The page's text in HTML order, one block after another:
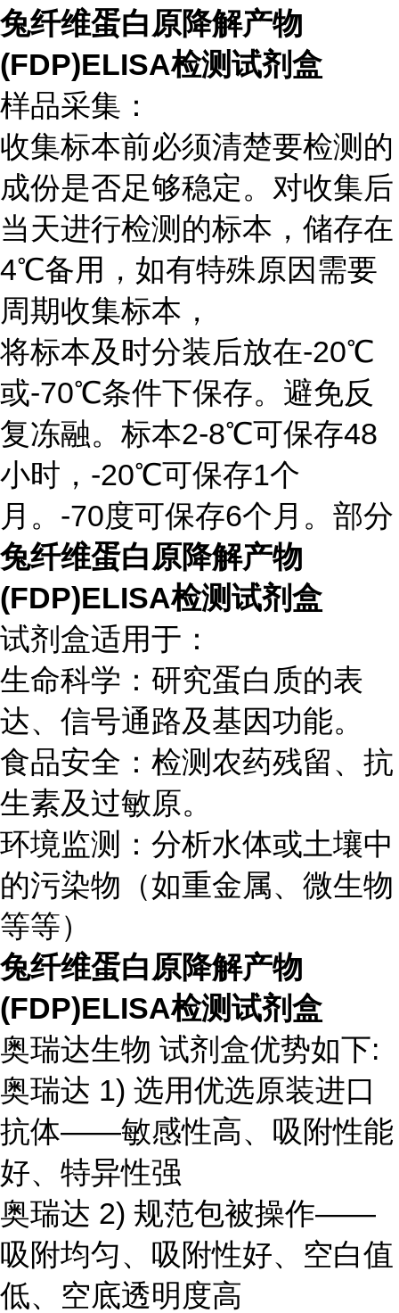
兔纤维蛋白原降解产物
(FDP)ELISA检测试剂盒
样品采集：
收集标本前必须清楚要检测的
成份是否足够稳定。对收集后
当天进行检测的标本，储存在
4℃备用，如有特殊原因需要
周期收集标本，
将标本及时分装后放在-20℃
或-70℃条件下保存。避免反
复冻融。标本2-8℃可保存48
小时，-20℃可保存1个
月。-70度可保存6个月。部分
兔纤维蛋白原降解产物
(FDP)ELISA检测试剂盒
试剂盒适用于：
生命科学：研究蛋白质的表
达、信号通路及基因功能。
食品安全：检测农药残留、抗
生素及过敏原。
环境监测：分析水体或土壤中
的污染物（如重金属、微生物
等等）
兔纤维蛋白原降解产物
(FDP)ELISA检测试剂盒
奥瑞达生物 试剂盒优势如下:
奥瑞达 1) 选用优选原装进口
抗体——敏感性高、吸附性能
好、特异性强
奥瑞达 2) 规范包被操作——
吸附均匀、吸附性好、空白值
低、空底透明度高